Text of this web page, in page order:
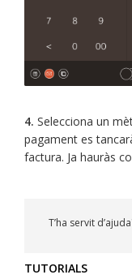
4. Selecciona un
pagament es
factura. Ja hauràs
T’ha servit
TUTORIALS